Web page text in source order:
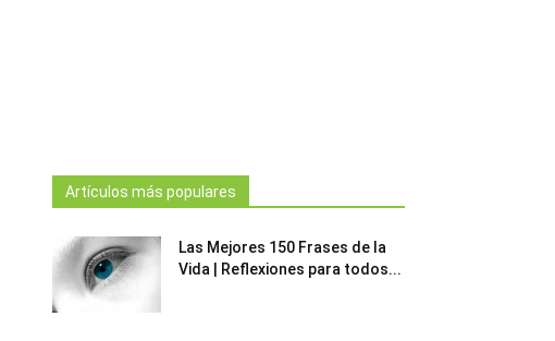
Artículos más populares
Las Mejores 150 Frases de la
Vida | Reflexiones para todos...